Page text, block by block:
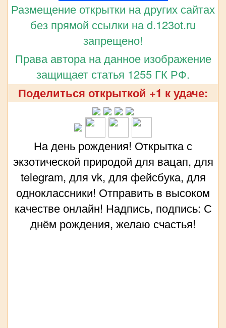
Размещение открытки на других сайтах
без прямой ссылки на d.123ot.ru
запрещено!
Права автора на данное изображение
защищает статья 1255 ГК РФ.
Поделиться открыткой +1 к удаче:
На день рождения! Открытка с
экзотической природой для вацап, для
telegram, для vk, для фейсбука, для
одноклассники! Отправить в высоком
качестве онлайн! Надпись, подпись: С
днём рождения, желаю счастья!